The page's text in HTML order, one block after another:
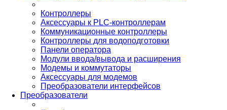
Контроллеры
Аксессуары к PLC-контроллерам
Коммуникационные контроллеры
Контроллеры для водоподготовки
Панели оператора
Модули ввода/вывода и расширения
Модемы и коммутаторы
Аксессуары для модемов
Преобразователи интерфейсов
Преобразователи